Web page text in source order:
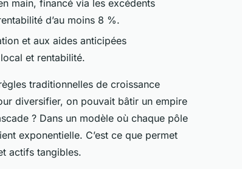
main, financé via les excédents
d’au moins 8 %.
et aux aides anticipées
et rentabilité.
traditionnelles de croissance
diversifier, on pouvait bâtir un empire
? Dans un modèle où chaque pôle
exponentielle. C’est ce que permet
actifs tangibles.